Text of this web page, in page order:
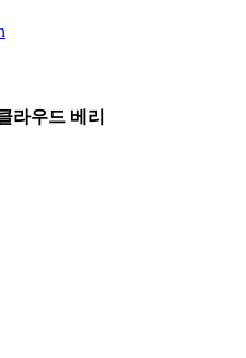
라우드 베리